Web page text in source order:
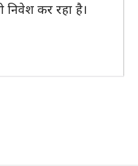
निवेश कर रहा है।